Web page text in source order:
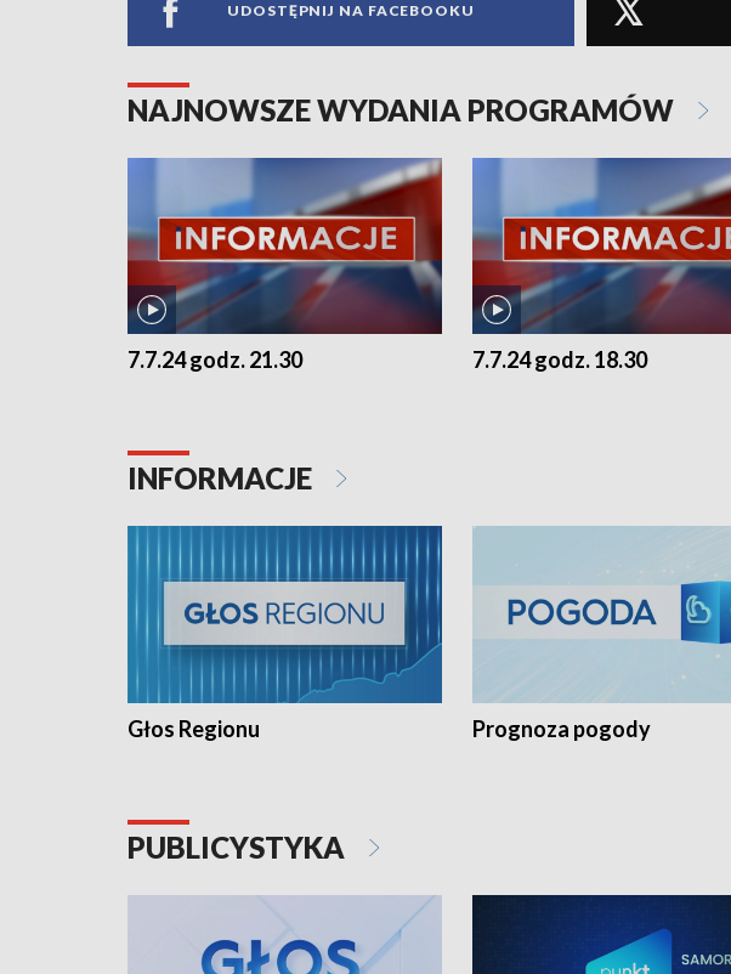
UDOSTĘPNIJ NA FACEBOOKU
NAJNOWSZE WYDANIA PROGRAMÓW
7.7.24 godz. 21.30 7.7.24 godz. 18.30
INFORMACJE
Głos Regionu Prognoza pogody
PUBLICYSTYKA